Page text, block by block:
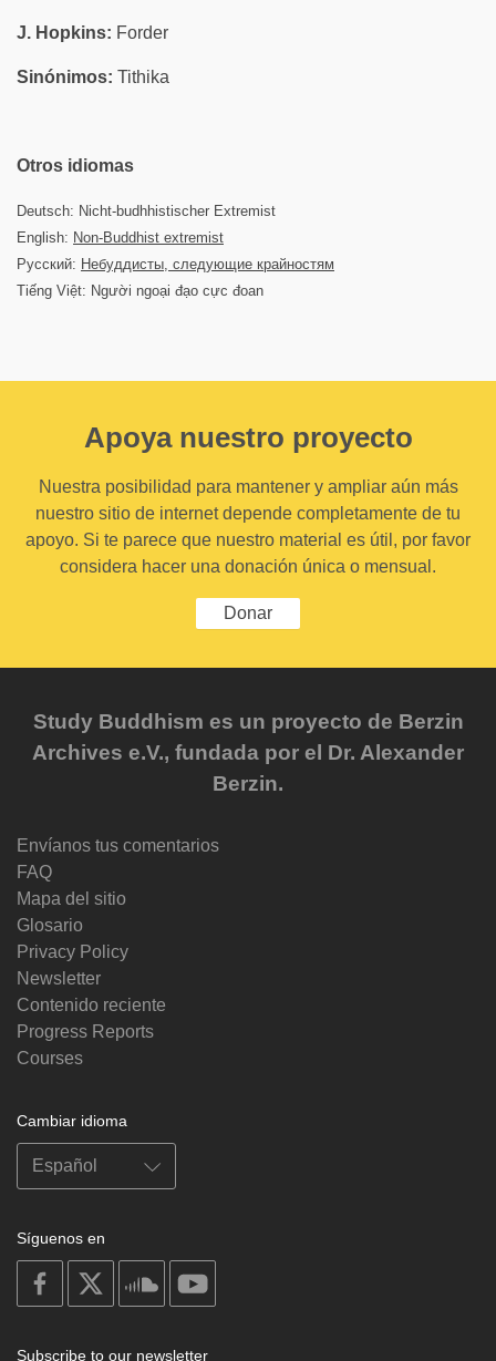
J. Hopkins: Forder
Sinónimos: Tithika
Otros idiomas
Deutsch: Nicht-budhhistischer Extremist
English: Non-Buddhist extremist
Русский: Небуддисты, следующие крайностям
Tiếng Việt: Người ngoại đạo cực đoan
Apoya nuestro proyecto
Nuestra posibilidad para mantener y ampliar aún más
nuestro sitio de internet depende completamente de tu
apoyo. Si te parece que nuestro material es útil, por favor
considera hacer una donación única o mensual.
Donar
Study Buddhism es un proyecto de Berzin
Archives e.V., fundada por el Dr. Alexander
Berzin.
Envíanos tus comentarios
FAQ
Mapa del sitio
Glosario
Privacy Policy
Newsletter
Contenido reciente
Progress Reports
Courses
Cambiar idioma
Síguenos en
on
facebook
soundcloud
Subscribe to our newsletter